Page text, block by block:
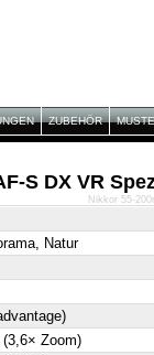
ZUBEHÖR
S DX VR
Natur
Zoom)
Nikkor 55-